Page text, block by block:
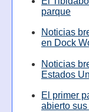
parque
Noticias
en Dock
Noticias
Estados
El primer
abierto sus